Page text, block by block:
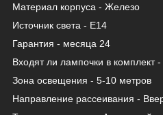
Материал корпуса - Железо
Источник света - Е14
Гарантия - месяца 24
Входят ли лампочки в комплект
Зона освещения - 5-10 метров
Направление рассеивания -